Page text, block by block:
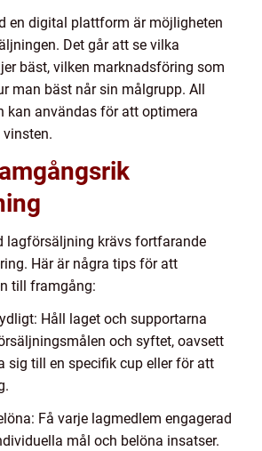
en digital plattform är möjligheten
Det går att se vilka
bäst, vilken marknadsföring som
man bäst når sin målgrupp. All
kan användas för att optimera
lagförsäljning krävs fortfarande
Här är några tips för att
till framgång:
Håll laget och supportarna
och syftet, oavsett
sig till en specifik cup eller för att
Få varje lagmedlem engagerad
mål och belöna insatser.